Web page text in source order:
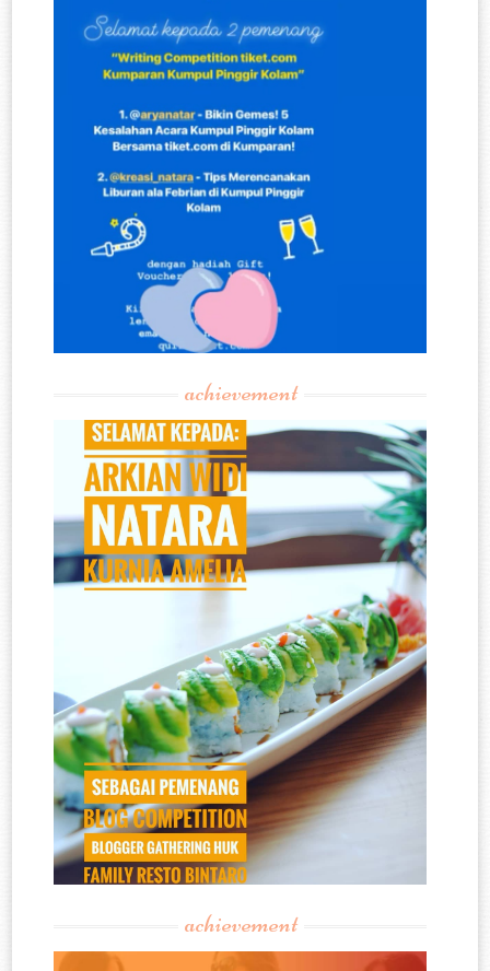
achievement
achievement